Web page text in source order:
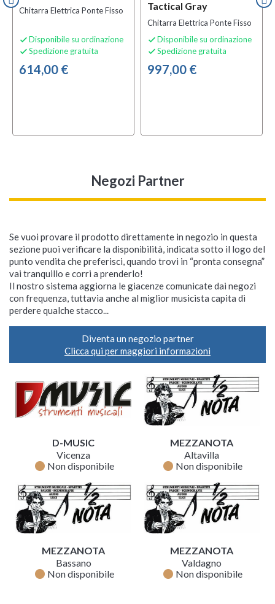
Chitarra Elettrica Ponte Fisso
 Disponibile su ordinazione
 Spedizione gratuita
614,00 €
Tactical Gray
Chitarra Elettrica Ponte Fisso
 Disponibile su ordinazione
 Spedizione gratuita
997,00 €
Negozi Partner
Se vuoi provare il prodotto direttamente in negozio in questa
sezione puoi verificare la disponibilità, indicata sotto il logo del
punto vendita che preferisci, quando trovi in “pronta consegna”
vai tranquillo e corri a prenderlo!
Il nostro sistema aggiorna le giacenze comunicate dai negozi
con frequenza, tuttavia anche al miglior musicista capita di
perdere qualche stacco...
Diventa un negozio partner
Clicca qui per maggiori informazioni
D-MUSIC
Vicenza
fiber_manual_record Non disponibile
MEZZANOTA
Altavilla
fiber_manual_record Non disponibile
MEZZANOTA
Bassano
fiber_manual_record Non disponibile
MEZZANOTA
Valdagno
fiber_manual_record Non disponibile